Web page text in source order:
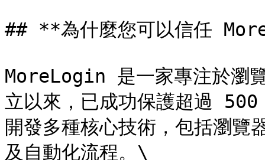
## **為什麼您可以信任
MoreLogin 是一家專注於瀏
立以來，已成功保護超過
開發多種核心技術，包括瀏
及自動化流程。\